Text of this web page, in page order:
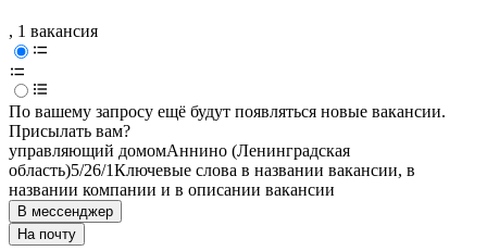
, 1 вакансия
По вашему запросу ещё будут появляться новые вакансии.
Присылать вам?
управляющий домомАннино (Ленинградская
область)5/26/1Ключевые слова в названии вакансии, в
названии компании и в описании вакансии
В мессенджер
На почту